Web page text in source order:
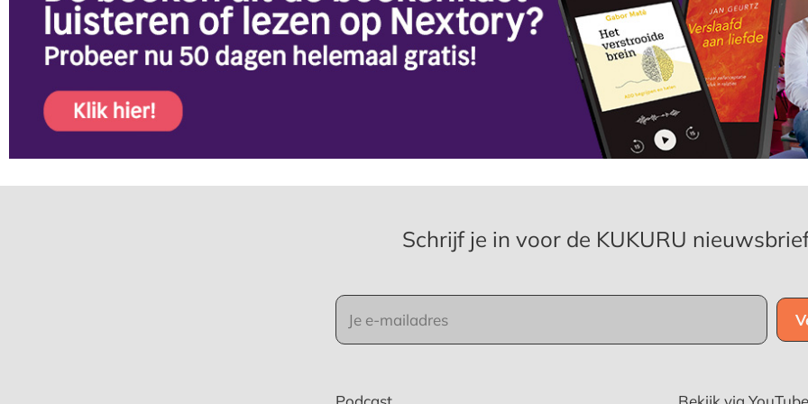
Schrijf je in voor de KUKURU